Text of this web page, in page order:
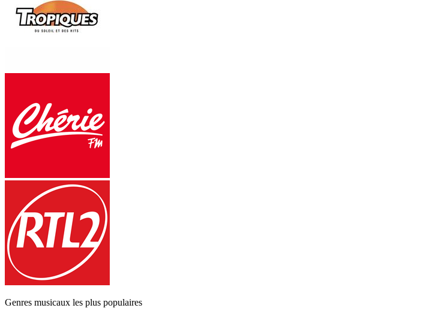
Genres musicaux les plus populaires